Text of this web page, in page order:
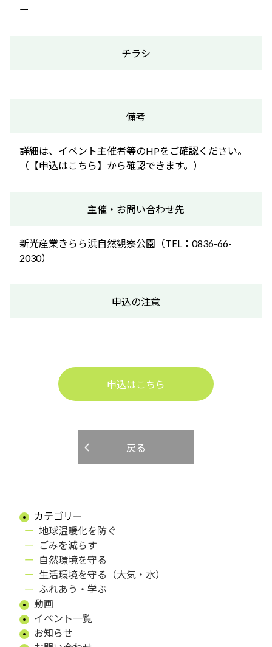
ー
チラシ
備考
詳細は、イベント主催者等のHPをご確認ください。
（【申込はこちら】から確認できます。）
主催・お問い合わせ先
新光産業きらら浜自然観察公園（TEL：0836-66-
2030）
申込の注意
申込はこちら
戻る
カテゴリー
地球温暖化を防ぐ
ごみを減らす
自然環境を守る
生活環境を守る（大気・水）
ふれあう・学ぶ
動画
イベント一覧
お知らせ